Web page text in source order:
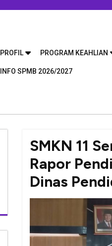
PROFIL PROGRAM KEAHLIAN
INFO SPMB 2026/2027
SMKN 11
Rapor
Dinas